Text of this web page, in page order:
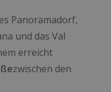
Panoramadorf,
und das Val
erreicht
zwischen den